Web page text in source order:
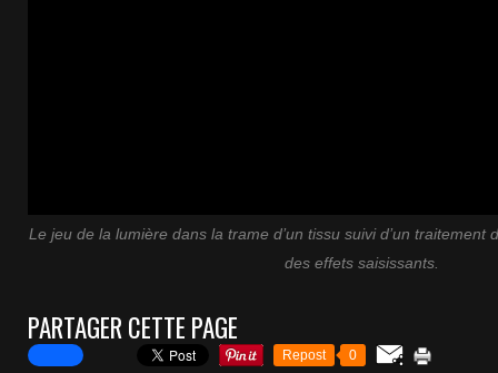
Le jeu de la lumière dans la trame d’un tissu suivi d’un traitement
des effets saisissants.
PARTAGER CETTE PAGE
Repost 0